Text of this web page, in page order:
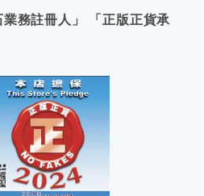
業務註冊人」 「正版正貨承